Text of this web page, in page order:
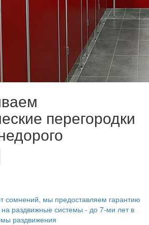
перегородки
сомнений, мы предоставляем гарантию
раздвижные системы - до 7-ми лет в
раздвижения